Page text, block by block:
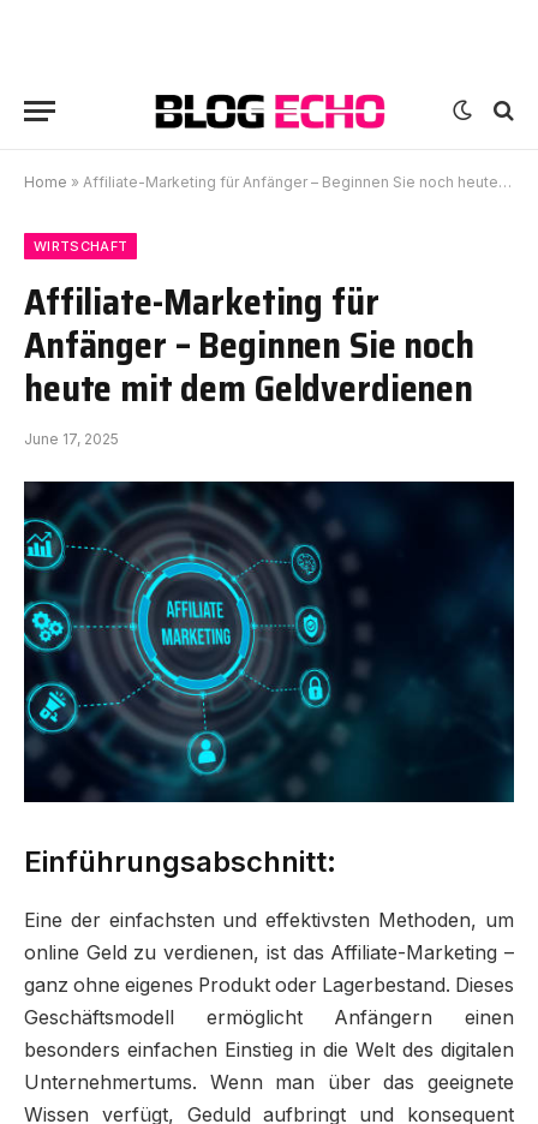
Home » Affiliate-Marketing für Anfänger – Beginnen Sie noch heute mit dem Geldverdienen
WIRTSCHAFT
Affiliate-Marketing für
Anfänger – Beginnen Sie noch
heute mit dem Geldverdienen
June 17, 2025
Einführungsabschnitt:
Eine der einfachsten und effektivsten Methoden, um
online Geld zu verdienen, ist das Affiliate-Marketing –
ganz ohne eigenes Produkt oder Lagerbestand. Dieses
Geschäftsmodell ermöglicht Anfängern einen
besonders einfachen Einstieg in die Welt des digitalen
Unternehmertums. Wenn man über das geeignete
Wissen verfügt, Geduld aufbringt und konsequent